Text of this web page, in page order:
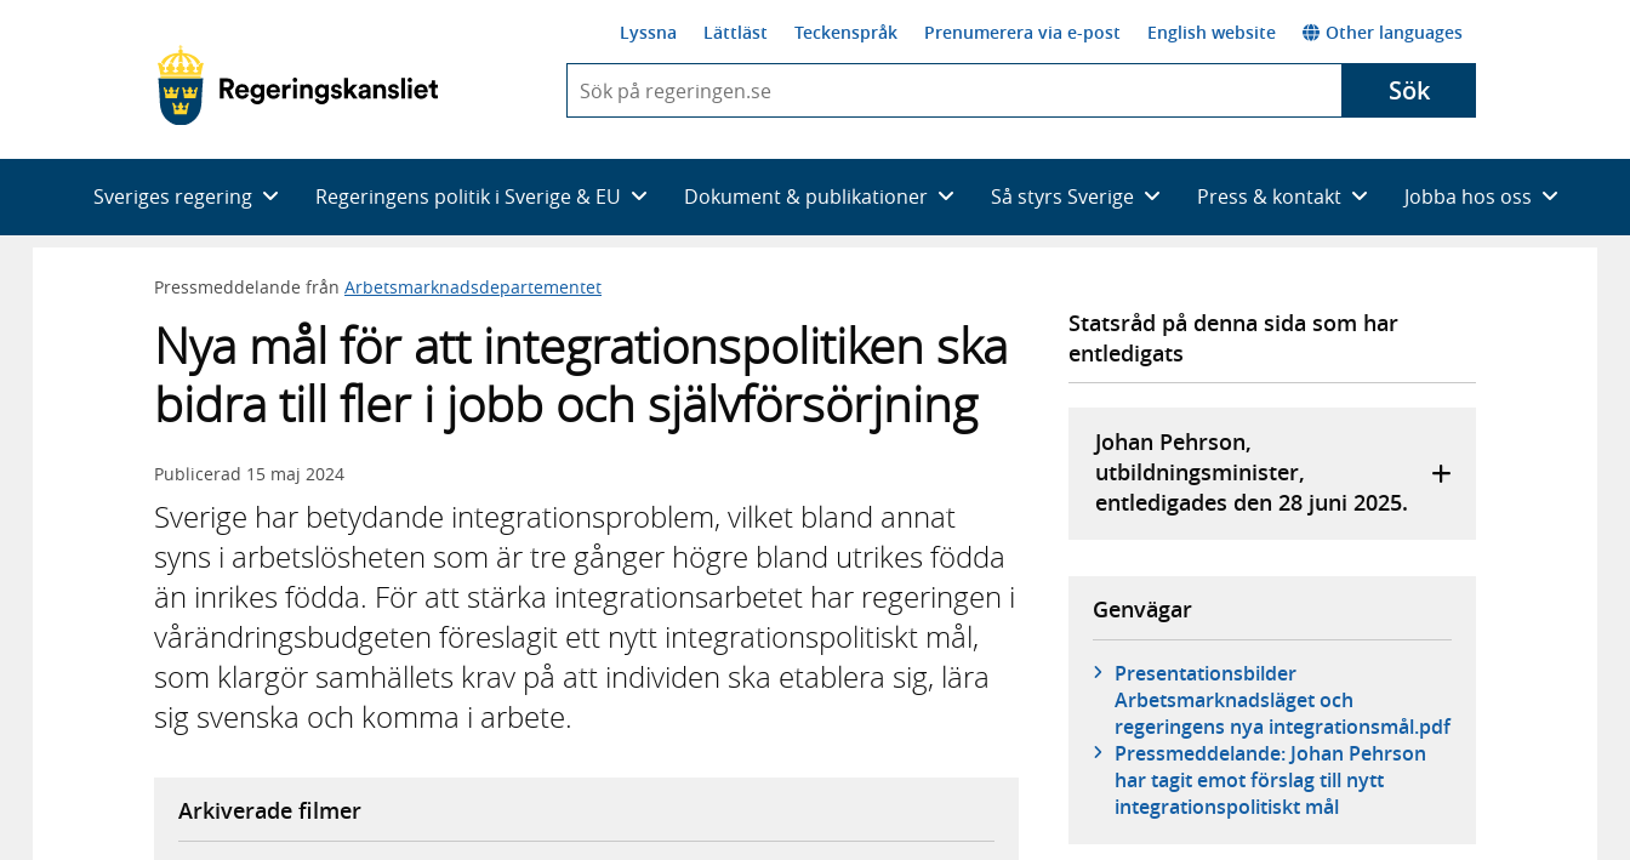
Lyssna Lättläst Teckenspråk Prenumerera via e-post English website Other languages
du
skriva
framträder
en
med
Sök
Sveriges regering Regeringens politik i Sverige & EU Dokument & publikationer Så styrs Sverige Press & kontakt Jobba hos oss
Pressmeddelande från Arbetsmarknadsdepartementet
Nya mål för att integrationspolitiken ska
bidra till fler i jobb och självförsörjning
Publicerad 15 maj 2024
Sverige har betydande integrationsproblem, vilket bland annat
syns i arbetslösheten som är tre gånger högre bland utrikes födda
än inrikes födda. För att stärka integrationsarbetet har regeringen i
vårändringsbudgeten föreslagit ett nytt integrationspolitiskt mål,
som klargör samhällets krav på att individen ska etablera sig, lära
sig svenska och komma i arbete.
Arkiverade filmer
Statsråd på denna sida som har
entledigats
Johan Pehrson,
utbildningsminister,
entledigades den 28 juni 2025.
Genvägar
Presentationsbilder
Arbetsmarknadsläget och
regeringens nya integrationsmål.pdf
Pressmeddelande: Johan Pehrson
har tagit emot förslag till nytt
integrationspolitiskt mål